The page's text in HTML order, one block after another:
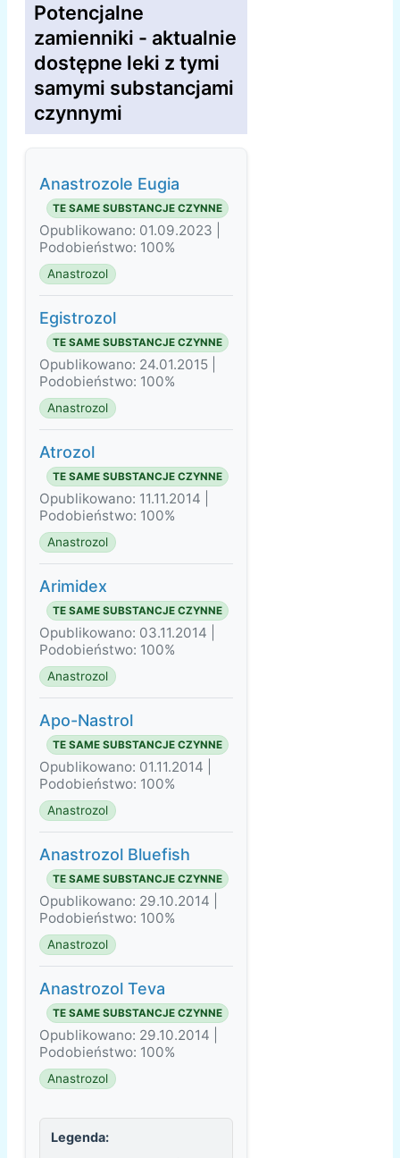
Potencjalne
zamienniki - aktualnie
dostępne leki z tymi
samymi substancjami
czynnymi
Anastrozole Eugia
TE SAME SUBSTANCJE CZYNNE
Opublikowano: 01.09.2023 |
Podobieństwo: 100%
Anastrozol
Egistrozol
TE SAME SUBSTANCJE CZYNNE
Opublikowano: 24.01.2015 |
Podobieństwo: 100%
Anastrozol
Atrozol
TE SAME SUBSTANCJE CZYNNE
Opublikowano: 11.11.2014 |
Podobieństwo: 100%
Anastrozol
Arimidex
TE SAME SUBSTANCJE CZYNNE
Opublikowano: 03.11.2014 |
Podobieństwo: 100%
Anastrozol
Apo-Nastrol
TE SAME SUBSTANCJE CZYNNE
Opublikowano: 01.11.2014 |
Podobieństwo: 100%
Anastrozol
Anastrozol Bluefish
TE SAME SUBSTANCJE CZYNNE
Opublikowano: 29.10.2014 |
Podobieństwo: 100%
Anastrozol
Anastrozol Teva
TE SAME SUBSTANCJE CZYNNE
Opublikowano: 29.10.2014 |
Podobieństwo: 100%
Anastrozol
Legenda: